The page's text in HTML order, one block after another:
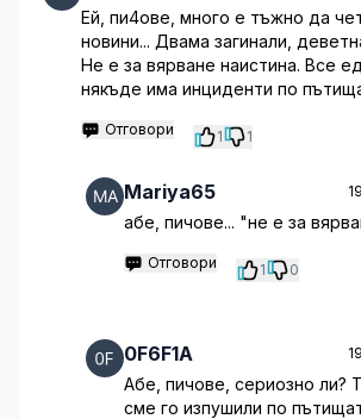
Ей, пи4ове, много е тъжно да
новини... Двама загинали,
Не е за вярване наистина. Все
някъде има инциденти по
Отговори 1 1
Mariya65
абе, пичове... "не е за
Отговори 1 0
0F6F1A
Абе, пичове, сериозно ли?
сме го изпушили по